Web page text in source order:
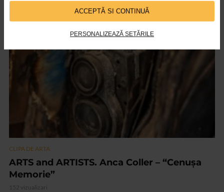
ACCEPTĂ SI CONTINUĂ
PERSONALIZEAZĂ SETĂRILE
138 vizualizari
CLIPA DE ARTA
ARTS and ARTISTS. Anca Coller – “Cenușa
Memorie”
152 vizualizari